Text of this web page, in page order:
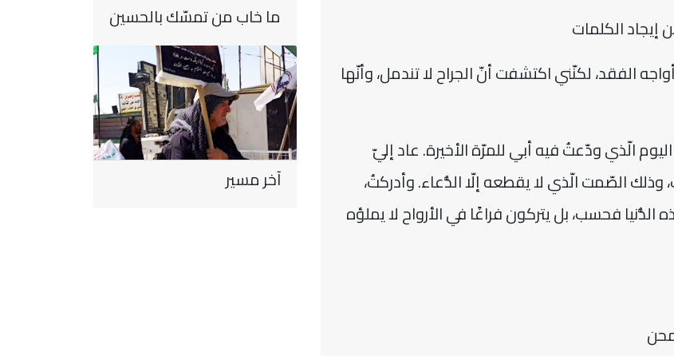
إيجاد الكلمات
الفقد، لكنّني اكتشفت أنّ الجراح لا تندمل، وأنّها
الّذي ودّعتُ فيه أبي للمرّة الأخيرة. عاد إليّ
وذلك الصّمت الّذي لا يقطعه إلّا الدُّعاء. وأدركتُ،
فحسب، بل يتركون فراغًا في الأرواح لا يملؤه
ما خاب من تمسّك بالحسين
آخر مسير